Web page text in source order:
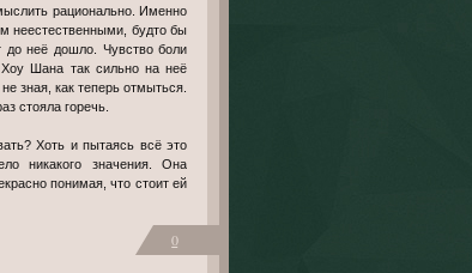
рационально. Именно
неестественными, будто бы
до неё дошло. Чувство боли
Шана так сильно на неё
зная, как теперь отмыться.
стояла горечь.
Хоть и пытаясь всё это
никакого значения. Она
понимая, что стоит ей
0